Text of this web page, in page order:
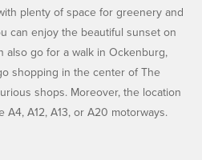
plenty of space for greenery and
can enjoy the beautiful sunset on
also go for a walk in Ockenburg,
shopping in the center of The
shops. Moreover, the location
A12, A13, or A20 motorways.